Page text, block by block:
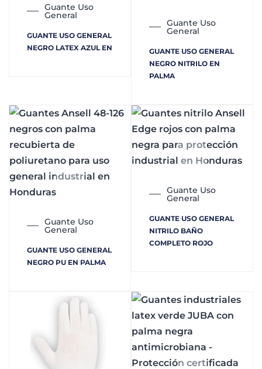
Guante Uso
General
GUANTE USO GENERAL
NEGRO LATEX AZUL EN
Guante Uso
General
GUANTE USO GENERAL
NEGRO NITRILO EN
PALMA
Guante Uso
General
GUANTE USO GENERAL
NEGRO PU EN PALMA
Guante Uso
General
GUANTE USO GENERAL
NITRILO BAÑO
COMPLETO ROJO